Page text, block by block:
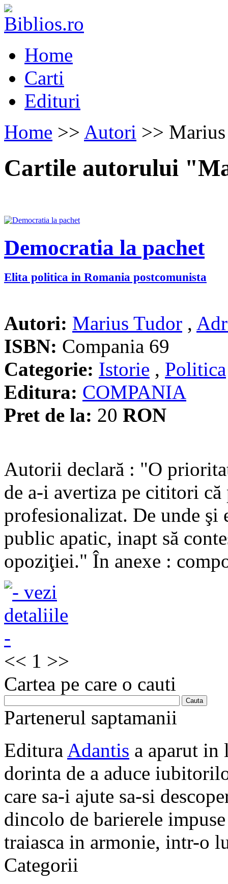
Home
Carti
Edituri
Home >> Autori >>
Cartile autorului
Democratia la pachet
Elita politica in Romania postcomunista
Autori: Marius Tudor ,
ISBN: Compania 69
Categorie: Istorie , Politica
Editura: COMPANIA
Pret de la: 20 RON
Autorii declară : "O
de a-i avertiza pe cititori
profesionalizat. De unde
public apatic, inapt să
opoziţiei." În anexe :
<< 1 >>
Cartea pe care o cauti
Partenerul saptamanii
Editura Adantis a aparut in
dorinta de a aduce
care sa-i ajute sa-si
dincolo de barierele
traiasca in armonie, intr-o
Categorii